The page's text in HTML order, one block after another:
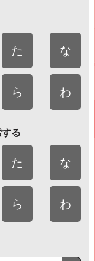
た な
ら わ
る
た な
ら わ